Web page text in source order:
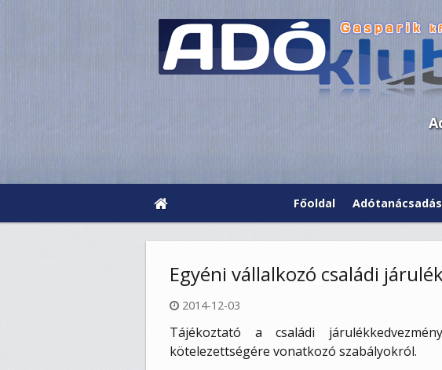
Főoldal Adótanácsadás
Egyéni vállalkozó családi
2014-12-03
Tájékoztató a családi
kötelezettségére vonatkozó szabályokról.